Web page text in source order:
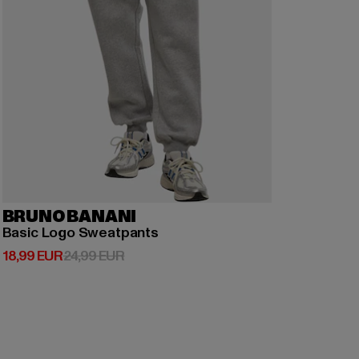
BRUNO BANANI
Basic Logo Sweatpants
18,99 EUR
Derzeitiger Preis: 18,99 EUR
24,99 EURAktionspreis: 24,99 EUR